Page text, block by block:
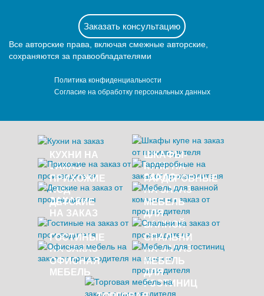
Заказать консультацию
Все авторские права, включая смежные авторские,
сохраняются за правообладателями
Политика конфиденциальности
Согласие на обработку персональных данных
КУХНИ НА
ЗАКАЗ
ШКАФЫ-
КУПЕ НА
ЗАКАЗ
ПРИХОЖИЕ
ПОД
ЗАКАЗ
ГАРДЕРОБНЫЕ
НА ЗАКАЗ
ДЕТСКИЕ
НА ЗАКАЗ
МЕБЕЛЬ
ДЛЯ
ВАННОЙ
ГОСТИНЫЕ
НА ЗАКАЗ
СПАЛЬНИ
НА ЗАКАЗ
ОФИСНАЯ
МЕБЕЛЬ
МЕБЕЛЬ
ДЛЯ
ГОСТИНИЦ